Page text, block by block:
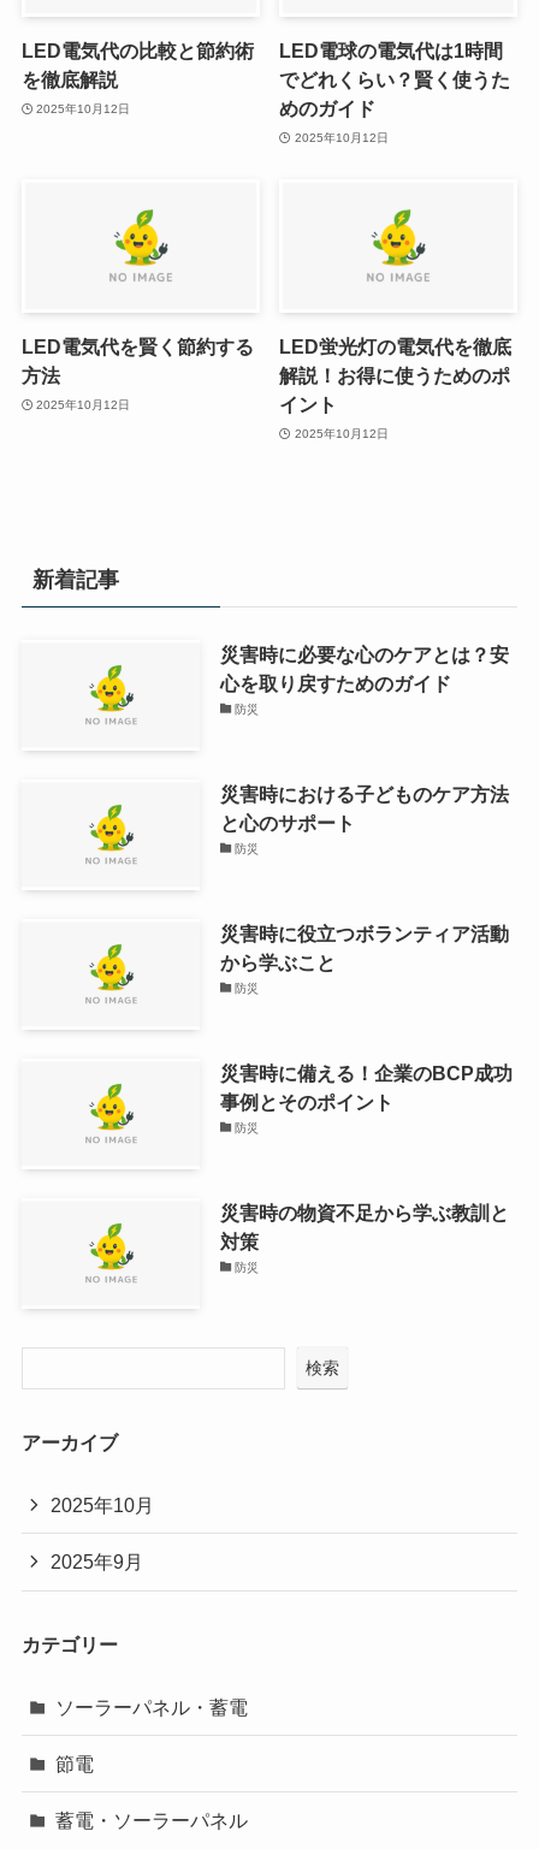
LED電気代の比較と節約術
を徹底解説
2025年10月12日
LED電球の電気代は1時間
でどれくらい？賢く使うた
めのガイド
2025年10月12日
LED電気代を賢く節約する
方法
2025年10月12日
LED蛍光灯の電気代を徹底
解説！お得に使うためのポ
イント
2025年10月12日
新着記事
災害時に必要な心のケアとは？安
心を取り戻すためのガイド
防災
災害時における子どものケア方法
と心のサポート
防災
災害時に役立つボランティア活動
から学ぶこと
防災
災害時に備える！企業のBCP成功
事例とそのポイント
防災
災害時の物資不足から学ぶ教訓と
対策
防災
検索
アーカイブ
2025年10月
2025年9月
カテゴリー
ソーラーパネル・蓄電
節電
蓄電・ソーラーパネル